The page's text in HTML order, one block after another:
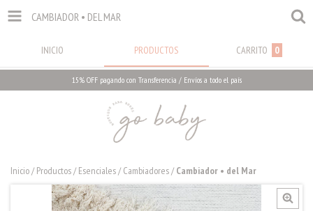
CAMBIADOR • DEL MAR
INICIO PRODUCTOS CARRITO 0
15% OFF pagando con Transferencia / Envíos a todo el país
Inicio/ Productos/ Esenciales/ Cambiadores/ Cambiador • del Mar